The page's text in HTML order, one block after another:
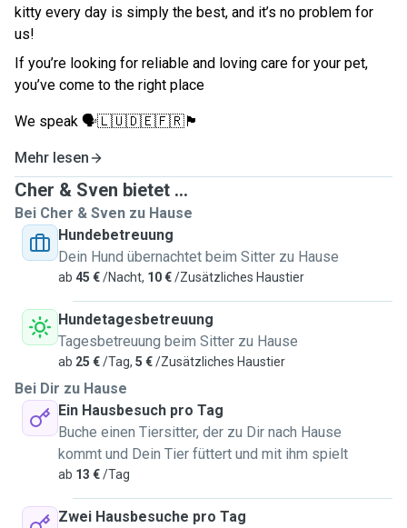
kitty every day is simply the best, and it’s no problem for
us!
If you’re looking for reliable and loving care for your pet,
you’ve come to the right place
We speak 🗣️🇱🇺🇩🇪🇫🇷🏴󠁧󠁢󠁥󠁮󠁧󠁿
Mehr lesen
Cher & Sven bietet ...
Bei Cher & Sven zu Hause
Hundebetreuung
Dein Hund übernachtet beim Sitter zu Hause
ab 45 €/Nacht, 10 €/Zusätzliches Haustier
Hundetagesbetreuung
Tagesbetreuung beim Sitter zu Hause
ab 25 €/Tag, 5 €/Zusätzliches Haustier
Bei Dir zu Hause
Ein Hausbesuch pro Tag
Buche einen Tiersitter, der zu Dir nach Hause
kommt und Dein Tier füttert und mit ihm spielt
ab 13 €/Tag
Zwei Hausbesuche pro Tag